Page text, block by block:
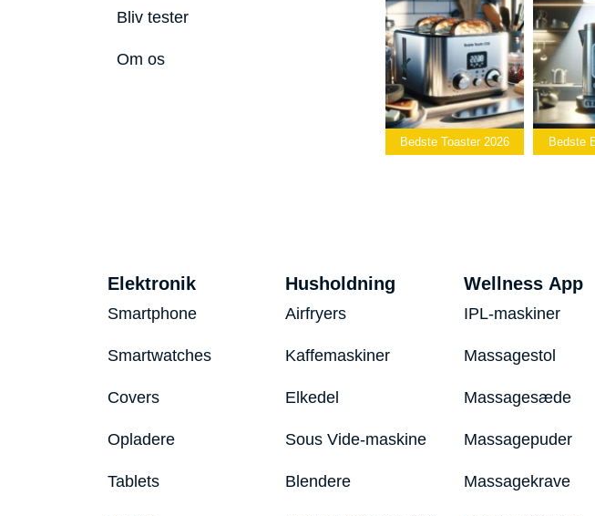
Bliv tester
Om os
Bedste Toaster 2026 Bedste Elkedel 2026
Elektronik
Smartphone
Smartwatches
Covers
Opladere
Tablets
Husholdning
Airfryers
Kaffemaskiner
Elkedel
Sous Vide-maskine
Blendere
Wellness App
IPL-maskiner
Massagestol
Massagesæde
Massagepuder
Massagekrave